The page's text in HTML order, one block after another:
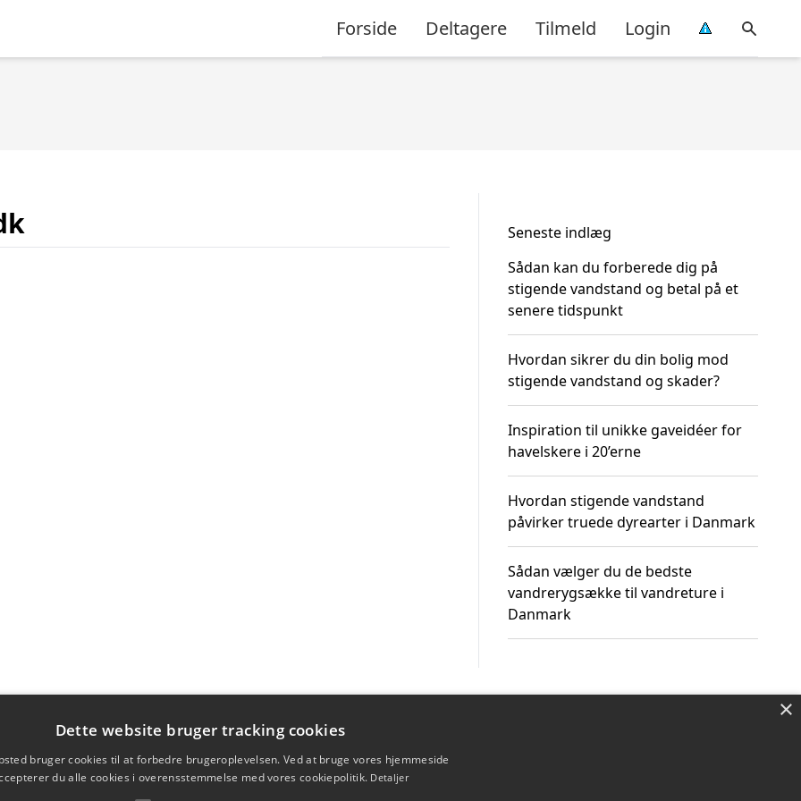
Forside Deltagere Tilmeld Login
Seneste indlæg
Sådan kan du forberede dig på
stigende vandstand og betal på et
senere tidspunkt
Hvordan sikrer du din bolig mod
stigende vandstand og skader?
Inspiration til unikke gaveidéer for
havelskere i 20’erne
Hvordan stigende vandstand
påvirker truede dyrearter i Danmark
Sådan vælger du de bedste
vandrerygsække til vandreture i
Danmark
×
Dette website bruger tracking cookies
bruger cookies til at forbedre brugeroplevelsen. Ved at bruge vores hjemmeside
du alle cookies i overensstemmelse med vores cookiepolitik. Detaljer